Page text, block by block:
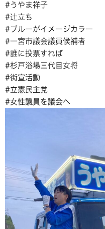
#うやま祥子
#辻立ち
#ブルーがイメージカラー
#一宮市議会議員候補者
#誰に投票すれば
#杉戸浴場三代目女将
#街宣活動
#立憲民主党
#女性議員を議会へ